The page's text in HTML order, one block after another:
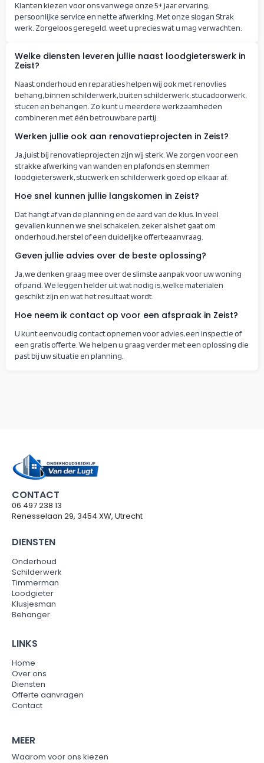
Klanten kiezen voor ons vanwege onze 5+ jaar ervaring,
persoonlijke service en nette afwerking. Met onze slogan Strak
werk. Zorgeloos geregeld. weet u precies wat u mag verwachten.
Welke diensten leveren jullie naast loodgieterswerk in
Zeist?
Naast onderhoud en reparaties helpen wij ook met renovlies
behang, binnen schilderwerk, buiten schilderwerk, stucadoorwerk,
stucen en behangen. Zo kunt u meerdere werkzaamheden
combineren met één betrouwbare partij.
Werken jullie ook aan renovatieprojecten in Zeist?
Ja, juist bij renovatieprojecten zijn wij sterk. We zorgen voor een
strakke afwerking van wanden en plafonds en stemmen
loodgieterswerk, stucwerk en schilderwerk goed op elkaar af.
Hoe snel kunnen jullie langskomen in Zeist?
Dat hangt af van de planning en de aard van de klus. In veel
gevallen kunnen we snel schakelen, zeker als het gaat om
onderhoud, herstel of een duidelijke offerteaanvraag.
Geven jullie advies over de beste oplossing?
Ja, we denken graag mee over de slimste aanpak voor uw woning
of pand. We leggen helder uit wat nodig is, welke materialen
geschikt zijn en wat het resultaat wordt.
Hoe neem ik contact op voor een afspraak in Zeist?
U kunt eenvoudig contact opnemen voor advies, een inspectie of
een gratis offerte. We helpen u graag verder met een oplossing die
past bij uw situatie en planning.
CONTACT
06 497 238 13
Renesselaan 29, 3454 XW, Utrecht
DIENSTEN
Onderhoud
Schilderwerk
Timmerman
Loodgieter
Klusjesman
Behanger
LINKS
Home
Over ons
Diensten
Offerte aanvragen
Contact
MEER
Waarom voor ons kiezen